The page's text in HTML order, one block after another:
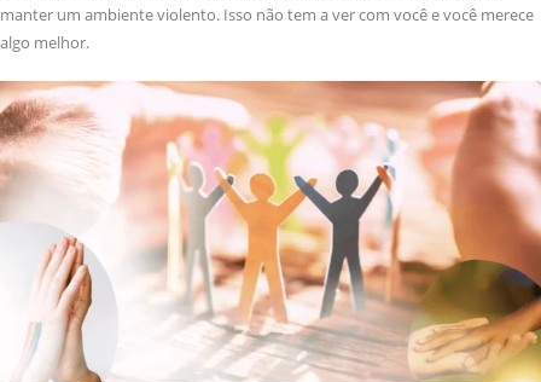
manter um ambiente violento. Isso não tem a ver com você e você merece
algo melhor.